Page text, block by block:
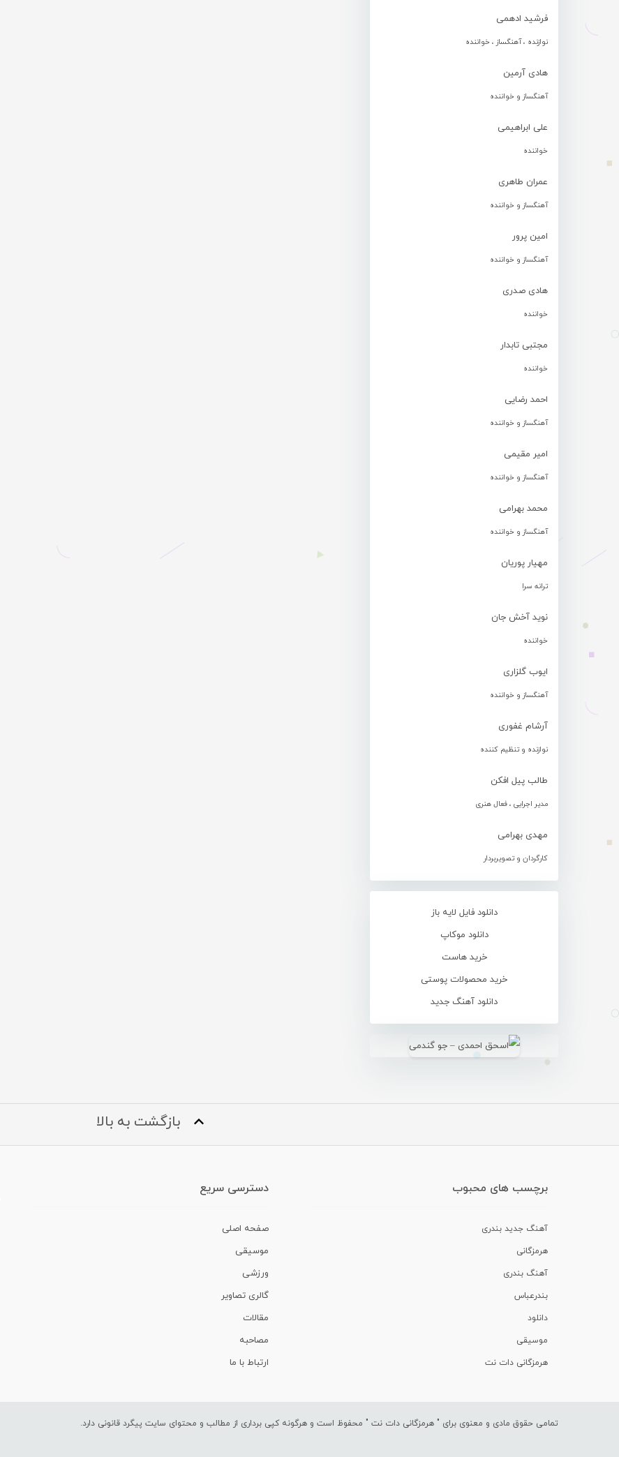
فرشید ادهمی
نوازنده ، آهنگساز ، خواننده
هادی آرمین
آهنگساز و خواننده
علی ابراهیمی
خواننده
عمران طاهری
آهنگساز و خواننده
امین پرور
آهنگساز و خواننده
هادی صدری
خواننده
مجتبی تابدار
خواننده
احمد رضایی
آهنگساز و خواننده
امیر مقیمی
آهنگساز و خواننده
محمد بهرامی
آهنگساز و خواننده
مهیار پوریان
ترانه سرا
نوید آخش جان
خواننده
ایوب گلزاری
آهنگساز و خواننده
آرشام غفوری
نوازنده و تنظیم کننده
طالب پیل افکن
مدیر اجرایی ، فعال هنری
مهدی بهرامی
کارگردان و تصویربردار
دانلود فایل لایه باز
دانلود موکاپ
خرید هاست
خرید محصولات پوستی
دانلود آهنگ جدید
بازگشت به بالا
برچسب های محبوب
آهنگ جدید بندری
هرمزگانی
آهنگ بندری
بندرعباس
دانلود
موسیقی
هرمزگانی دات نت
دسترسی سریع
صفحه اصلی
موسیقی
ورزشی
گالری تصاویر
مقالات
مصاحبه
ارتباط با ما
تمامی حقوق مادی و معنوی برای " هرمزگانی دات نت " محفوظ است و هرگونه کپی برداری از مطالب و محتوای سایت پیگرد قانونی دارد.